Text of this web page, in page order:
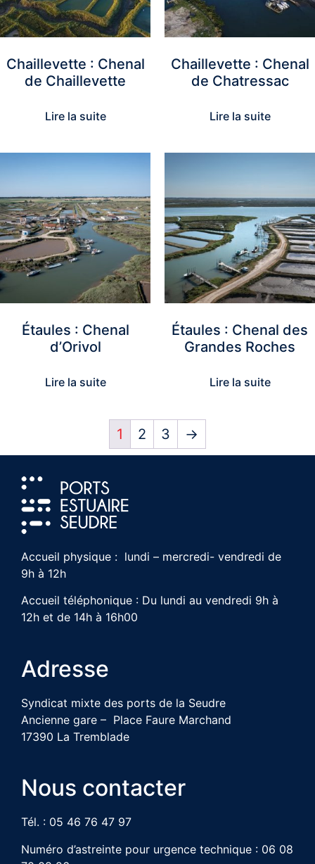
Chaillevette : Chenal
de Chaillevette
Lire la suite
Chaillevette : Chenal
de Chatressac
Lire la suite
Étaules : Chenal
d’Orivol
Lire la suite
Étaules : Chenal des
Grandes Roches
Lire la suite
1 2 3 →
Accueil physique : lundi – mercredi- vendredi de
9h à 12h
Accueil téléphonique : Du lundi au vendredi 9h à
12h et de 14h à 16h00
Adresse
Syndicat mixte des ports de la Seudre
Ancienne gare – Place Faure Marchand
17390 La Tremblade
Nous contacter
Tél. : 05 46 76 47 97
Numéro d’astreinte pour urgence technique : 06 08